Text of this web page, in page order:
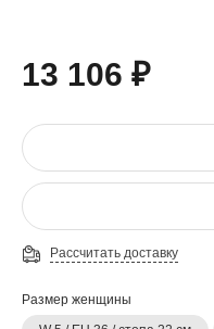
13 106 ₽
Рассчитать доставку
Размер женщины